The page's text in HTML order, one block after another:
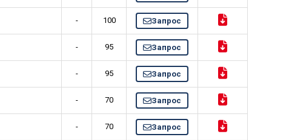
- 100 Запрос
- 95 Запрос
- 95 Запрос
- 70 Запрос
- 70 Запрос